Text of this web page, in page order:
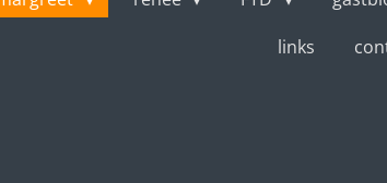
links